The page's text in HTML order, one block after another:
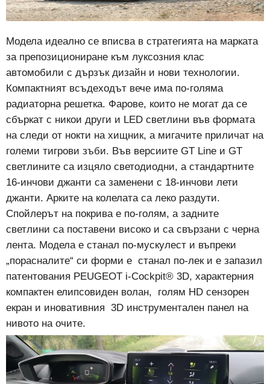
Модела идеално се вписва в стратегията на марката
за препозициониране към луксозния клас
автомобили с дързък дизайн и нови технологии.
Компактният всъдеходът вече има по-голяма
радиаторна решетка. Фарове, които не могат да се
сбъркат с никои други и LED светлини във формата
на следи от нокти на хищник, а мигачите приличат на
големи тигрови зъби. Във версиите GT Line и GT
светлините са изцяло светодиодни, а стандартните
16-инчови джанти са заменени с 18-инчови лети
джанти. Арките на колелата са леко раздути.
Спойлерът на покрива е по-голям, а задните
светлини са поставени високо и са свързани с черна
лента. Модела е станал по-мускулест и въпреки
„порасналите“ си форми е станал по-лек и е запазил
патентования PEUGEOT i-Cockpit® 3D, характерния
компактен елипсовиден волан, голям HD сензорен
екран и иновативния 3D инструментален панел на
нивото на очите.